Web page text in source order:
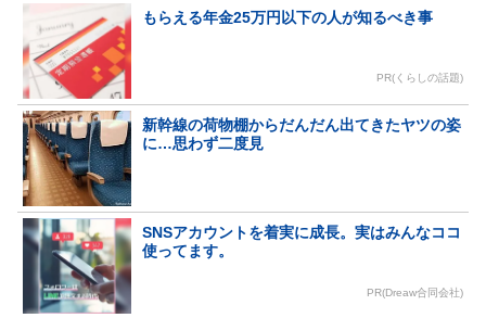
もらえる年金25万円以下の人が知るべき事
PR(くらしの話題)
新幹線の荷物棚からだんだん出てきたヤツの姿
に…思わず二度見
SNSアカウントを着実に成長。実はみんなココ
使ってます。
PR(Dreaw合同会社)